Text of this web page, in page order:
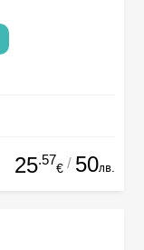
25.57
€ / 50лв.